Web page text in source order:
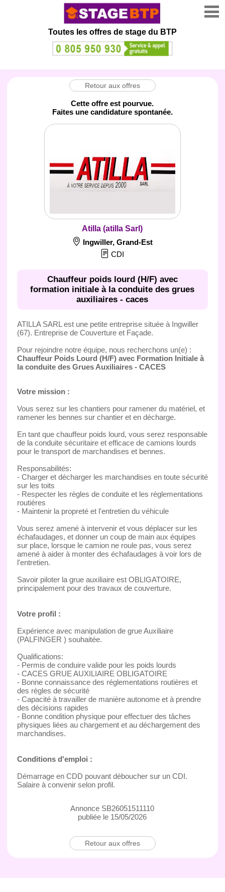
Toutes les offres de stage du BTP
Retour aux offres
Cette offre est pourvue.
Faites une candidature spontanée.
Atilla (atilla Sarl)
Ingwiller, Grand-Est
CDI
Chauffeur poids lourd (H/F) avec
formation initiale à la conduite des grues
auxiliaires - caces
ATILLA SARL est une petite entreprise située à Ingwiller
(67). Entreprise de Couverture et Façade.
Pour rejoindre notre équipe, nous recherchons un(e) :
Chauffeur Poids Lourd (H/F) avec Formation Initiale à
la conduite des Grues Auxiliaires - CACES
Votre mission :
Vous serez sur les chantiers pour ramener du matériel, et
ramener les bennes sur chantier et en décharge.
En tant que chauffeur poids lourd, vous serez responsable
de la conduite sécuritaire et efficace de camions lourds
pour le transport de marchandises et bennes.
Responsabilités:
- Charger et décharger les marchandises en toute sécurité
sur les toits
- Respecter les règles de conduite et les réglementations
routières
- Maintenir la propreté et l'entretien du véhicule
Vous serez amené à intervenir et vous déplacer sur les
échafaudages, et donner un coup de main aux équipes
sur place, lorsque le camion ne roule pas, vous serez
amené à aider à monter des échafaudages à voir lors de
l'entretien.
Savoir piloter la grue auxiliaire est OBLIGATOIRE,
principalement pour des travaux de couverture.
Votre profil :
Expérience avec manipulation de grue Auxiliaire
(PALFINGER ) souhaitée.
Qualifications:
- Permis de conduire valide pour les poids lourds
- CACES GRUE AUXILIAIRE OBLIGATOIRE
- Bonne connaissance des réglementations routières et
des règles de sécurité
- Capacité à travailler de manière autonome et à prendre
des décisions rapides
- Bonne condition physique pour effectuer des tâches
physiques liées au chargement et au déchargement des
marchandises.
Conditions d'emploi :
Démarrage en CDD pouvant déboucher sur un CDI.
Salaire à convenir selon profil.
Annonce SB26051511110
publiée le 15/05/2026
Retour aux offres